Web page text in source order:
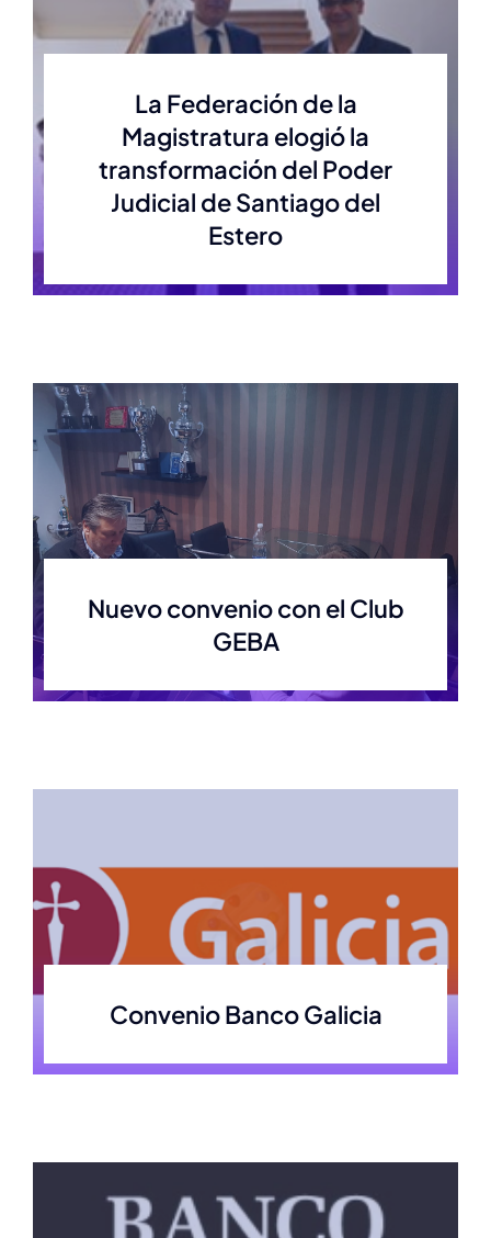
Estatuto
Actas
Autoridades anteriores
La Federación de la
Magistratura elogió la
transformación del Poder
Judicial de Santiago del
Estero
Nuevo convenio con el Club
GEBA
Convenio Banco Galicia